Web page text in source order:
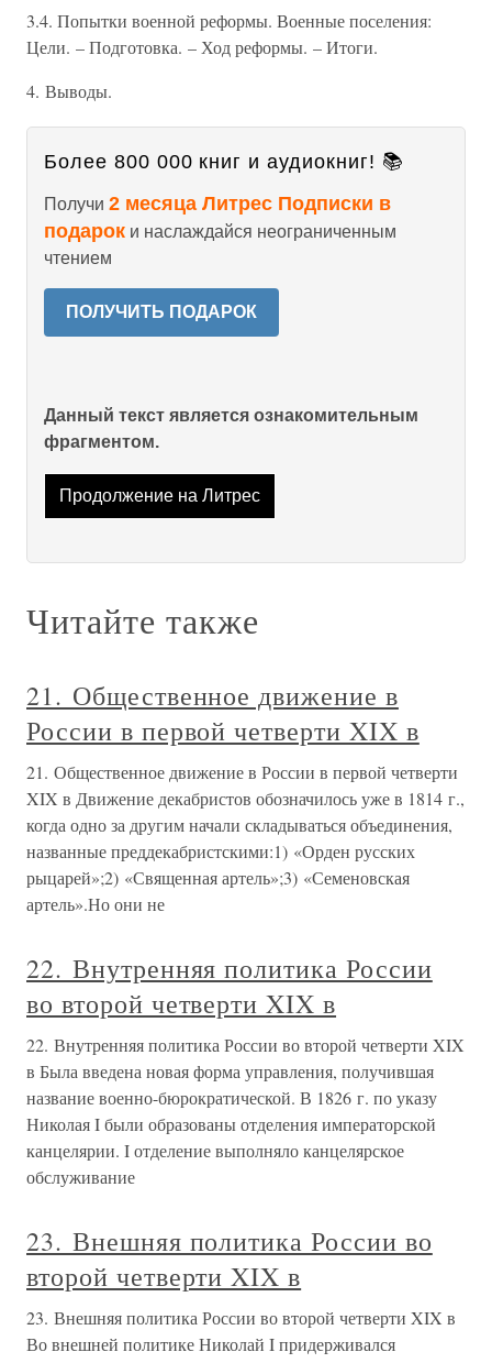
3.4. Попытки военной реформы. Военные поселения:
Цели. – Подготовка. – Ход реформы. – Итоги.
4. Выводы.
Более 800 000 книг и аудиокниг! 📚
Получи 2 месяца Литрес Подписки в
подарок и наслаждайся неограниченным
чтением
ПОЛУЧИТЬ ПОДАРОК
Данный текст является ознакомительным
фрагментом.
Продолжение на Литрес
Читайте также
21. Общественное движение в
России в первой четверти XIX в
21. Общественное движение в России в первой четверти
XIX в Движение декабристов обозначилось уже в 1814 г.,
когда одно за другим начали складываться объединения,
названные преддекабристскими:1) «Орден русских
рыцарей»;2) «Священная артель»;3) «Семеновская
артель».Но они не
22. Внутренняя политика России
во второй четверти XIX в
22. Внутренняя политика России во второй четверти XIX
в Была введена новая форма управления, получившая
название военно-бюрократической. В 1826 г. по указу
Николая I были образованы отделения императорской
канцелярии. I отделение выполняло канцелярское
обслуживание
23. Внешняя политика России во
второй четверти XIX в
23. Внешняя политика России во второй четверти XIX в
Во внешней политике Николай I придерживался